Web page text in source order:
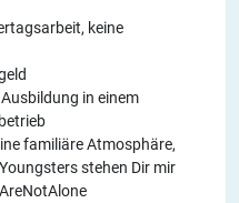
keine
in einem
familiäre Atmosphäre,
stehen Dir mir